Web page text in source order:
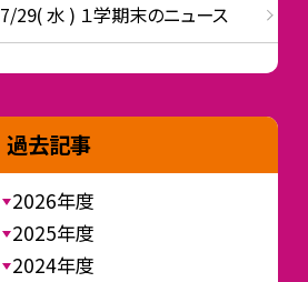
7/29( 水 ) １学期末のニュース
過去記事
2026年度
2025年度
2024年度